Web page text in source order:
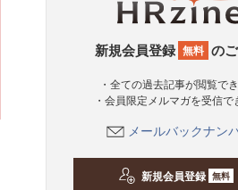
新規会員登録 無料 の
・全ての過去記事が閲覧で
・会員限定メルマガを受信で
メールバックナン
新規会員登録 無料